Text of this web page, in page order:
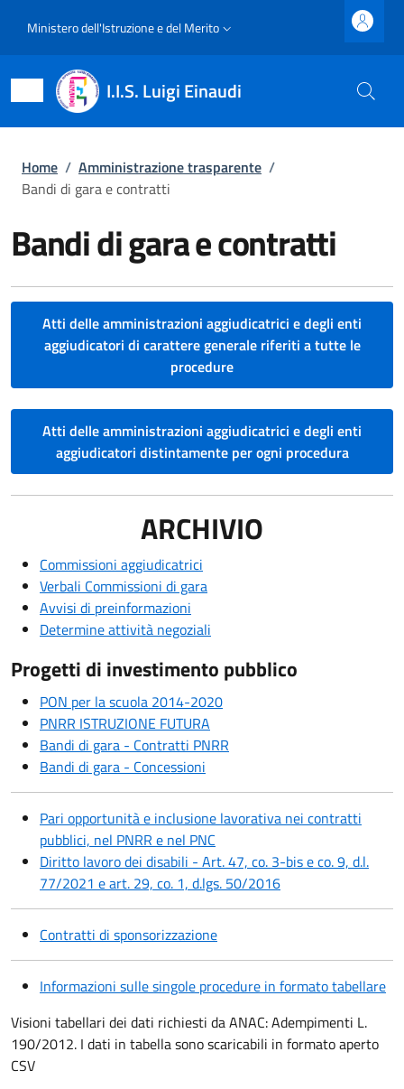
Slim top
Ministero dell'Istruzione e del Merito
I.I.S. Luigi Einaudi
Briciole di pane
Home / Amministrazione trasparente /
Bandi di gara e contratti
Bandi di gara e contratti
Atti delle amministrazioni aggiudicatrici e degli enti
aggiudicatori di carattere generale riferiti a tutte le
procedure
Atti delle amministrazioni aggiudicatrici e degli enti
aggiudicatori distintamente per ogni procedura
ARCHIVIO
Commissioni aggiudicatrici
Verbali Commissioni di gara
Avvisi di preinformazioni
Determine attività negoziali
Progetti di investimento pubblico
PON per la scuola 2014-2020
PNRR ISTRUZIONE FUTURA
Bandi di gara - Contratti PNRR
Bandi di gara - Concessioni
Pari opportunità e inclusione lavorativa nei contratti
pubblici, nel PNRR e nel PNC
Diritto lavoro dei disabili - Art. 47, co. 3-bis e co. 9, d.l.
77/2021 e art. 29, co. 1, d.lgs. 50/2016
Contratti di sponsorizzazione
Informazioni sulle singole procedure in formato tabellare
Visioni tabellari dei dati richiesti da ANAC: Adempimenti L.
190/2012. I dati in tabella sono scaricabili in formato aperto
CSV